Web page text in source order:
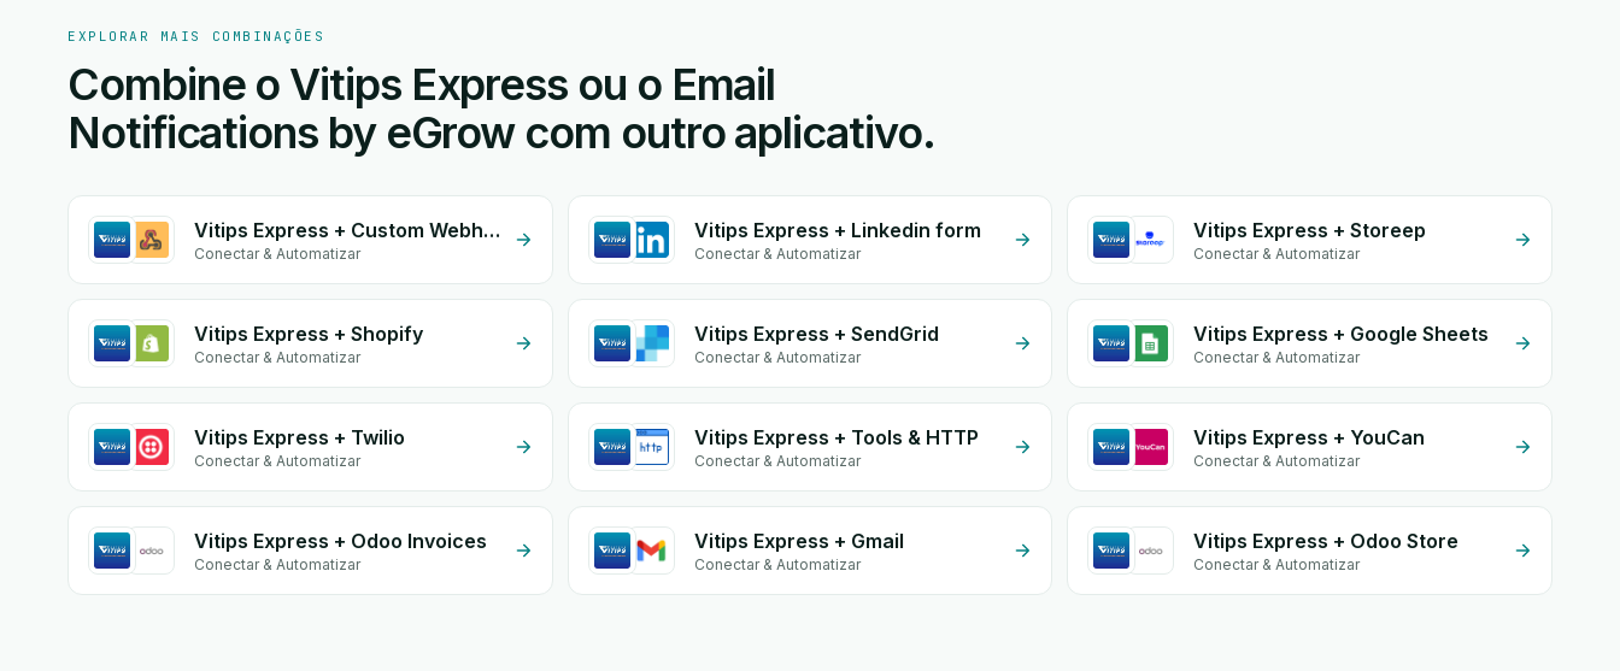
EXPLORAR MAIS COMBINAÇÕES
Combine o Vitips Express ou o Email
Notifications by eGrow com outro aplicativo.
Vitips Express + Custom Webhook
Conectar & Automatizar
Vitips Express + Linkedin form
Conectar & Automatizar
Vitips Express + Storeep
Conectar & Automatizar
Vitips Express + Shopify
Conectar & Automatizar
Vitips Express + SendGrid
Conectar & Automatizar
Vitips Express + Google Sheets
Conectar & Automatizar
Vitips Express + Twilio
Conectar & Automatizar
Vitips Express + Tools & HTTP
Conectar & Automatizar
Vitips Express + YouCan
Conectar & Automatizar
Vitips Express + Odoo Invoices
Conectar & Automatizar
Vitips Express + Gmail
Conectar & Automatizar
Vitips Express + Odoo Store
Conectar & Automatizar